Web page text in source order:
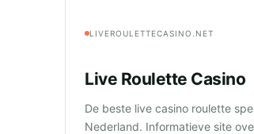
LIVEROULETTECASINO.NET
Live Roulette Casino
De beste live casino roulette
Nederland. Informatieve site